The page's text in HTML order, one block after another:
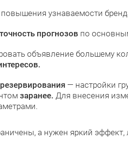
узнаваемости
прогнозов по
объявление большему
резервирования — настройки
заранее. Для внесения
а нужен яркий